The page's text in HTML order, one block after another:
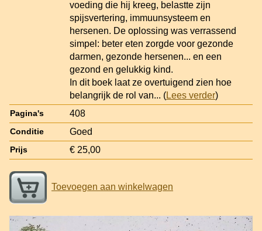
voeding die hij kreeg, belastte zijn
spijsvertering, immuunsysteem en
hersenen. De oplossing was verrassend
simpel: beter eten zorgde voor gezonde
darmen, gezonde hersenen... en een
gezond en gelukkig kind.
In dit boek laat ze overtuigend zien hoe
belangrijk de rol van... (Lees verder)
Pagina's 408
Conditie Goed
Prijs € 25,00
Toevoegen aan winkelwagen